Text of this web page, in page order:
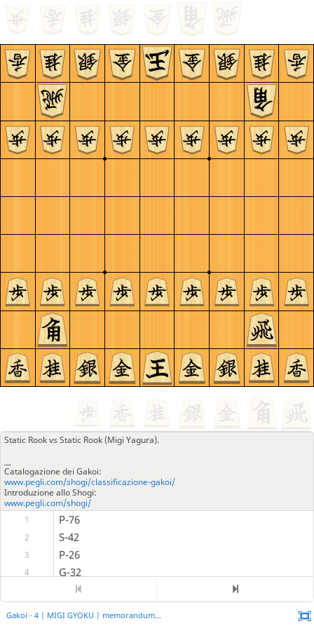
Static Rook vs Static Rook (Migi Yagura).
Catalogazione dei Gakoi:
www.pegli.com/shogi/classificazione-gakoi/
Introduzione allo Shogi:
www.pegli.com/shogi/
1 P-76
2 S-42
3 P-26
4 G-32
Argento S-42 e Oro G-32 vengono schierati preventivamente per supportare
una prevedibile offensiva sulla testa dell'Alfiere B-22.
5 P-25 Gakoi - 4 | MIGI GYOKU | memorandum